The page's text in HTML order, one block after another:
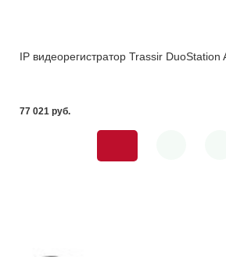
IP видеорегистратор Trassir DuoStation
77 021 pуб.